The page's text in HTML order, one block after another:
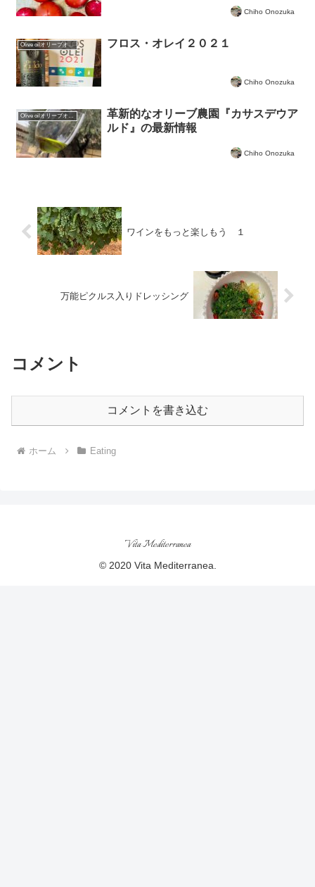
Chiho Onozuka
Olive oilオリーブオイルについて フロス・オレイ２０２１
Chiho Onozuka
革新的なオリーブ農園『カサスデウア
ルド』の最新情報
Chiho Onozuka
ワインをもっと楽しもう １
万能ピクルス入りドレッシング
コメント
コメントを書き込む
ホーム Eating
Vita Mediterranea
© 2020 Vita Mediterranea.